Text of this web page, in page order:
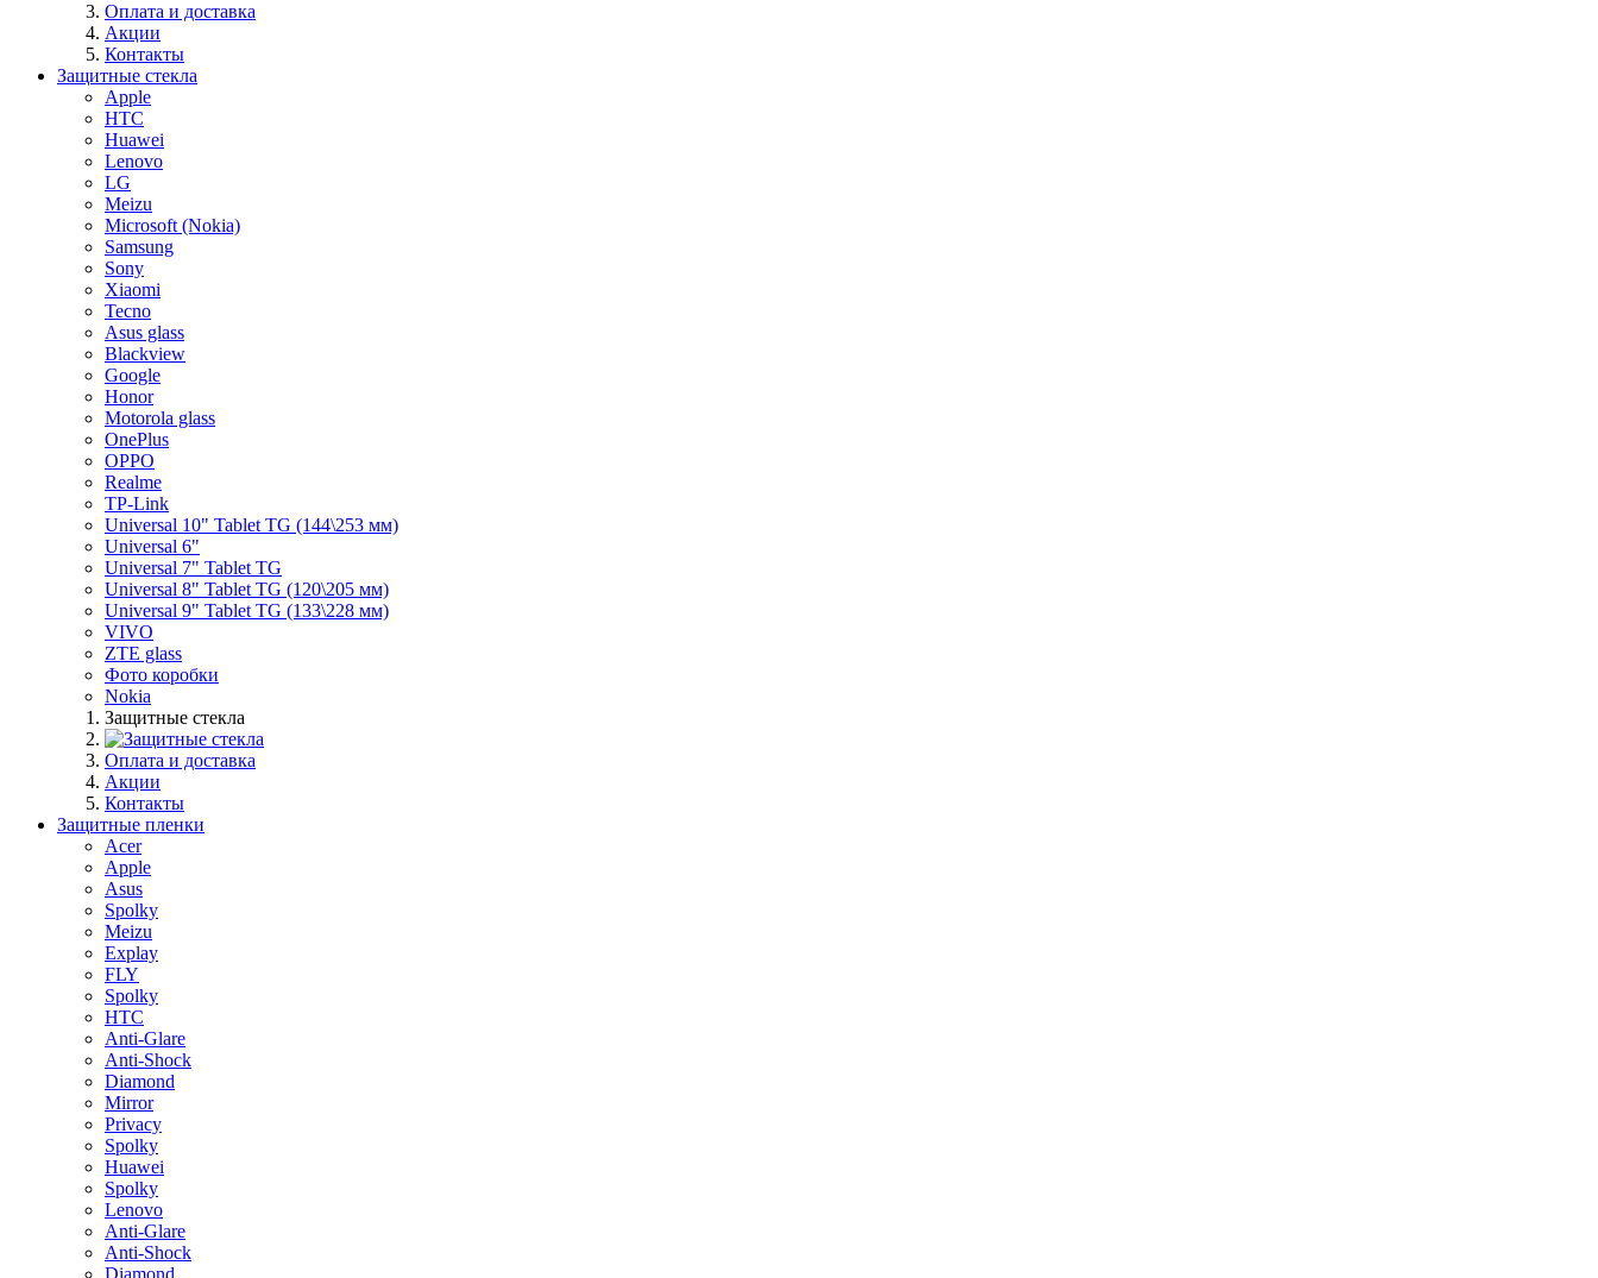
Оплата и доставка
Акции
Контакты
Защитные стекла
Apple
HTC
Huawei
Lenovo
LG
Meizu
Microsoft (Nokia)
Samsung
Sony
Xiaomi
Tecno
Asus glass
Blackview
Google
Honor
Motorola glass
OnePlus
OPPO
Realme
TP-Link
Universal 10" Tablet TG (144\253 мм)
Universal 6"
Universal 7" Tablet TG
Universal 8" Tablet TG (120\205 мм)
Universal 9" Tablet TG (133\228 мм)
VIVO
ZTE glass
Фото коробки
Nokia
Защитные стекла
Оплата и доставка
Акции
Контакты
Защитные пленки
Acer
Apple
Asus
Spolky
Meizu
Explay
FLY
Spolky
HTC
Anti-Glare
Anti-Shock
Diamond
Mirror
Privacy
Spolky
Huawei
Spolky
Lenovo
Anti-Glare
Anti-Shock